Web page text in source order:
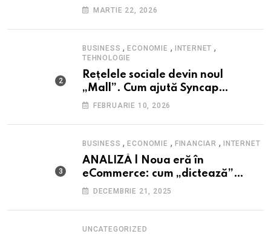
de preț prin prisma conflicului din
MARTIE 22, 2026
BUSINESS ,ECONOMIE , INTERNET ,
TEHNOLOGIE
Rețelele sociale devin noul
„Mall”. Cum ajută Syncap
afacerile să țină pasul prin
FEBRUARIE 10, 2026
BUSINESS ,ECONOMIE , FINANCIAR , INTERNET
ANALIZĂ | Noua eră în
eCommerce: cum „dictează”
Inteligența Artificială vânzările
DECEMBRIE 21, 2025
UNCATEGORIZED